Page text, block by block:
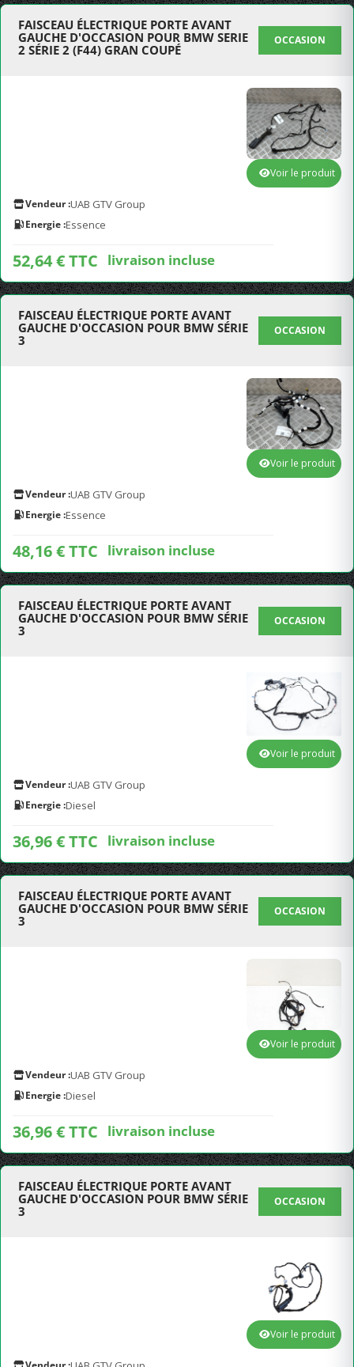
FAISCEAU ÉLECTRIQUE PORTE AVANT
GAUCHE D'OCCASION POUR BMW SERIE
2 SÉRIE 2 (F44) GRAN COUPÉ
OCCASION
Vendeur :UAB GTV Group
Energie :Essence
52,64 € TTC livraison incluse
Voir le produit
FAISCEAU ÉLECTRIQUE PORTE AVANT
GAUCHE D'OCCASION POUR BMW SÉRIE
3
OCCASION
Vendeur :UAB GTV Group
Energie :Essence
48,16 € TTC livraison incluse
Voir le produit
FAISCEAU ÉLECTRIQUE PORTE AVANT
GAUCHE D'OCCASION POUR BMW SÉRIE
3
OCCASION
Vendeur :UAB GTV Group
Energie :Diesel
36,96 € TTC livraison incluse
Voir le produit
FAISCEAU ÉLECTRIQUE PORTE AVANT
GAUCHE D'OCCASION POUR BMW SÉRIE
3
OCCASION
Vendeur :UAB GTV Group
Energie :Diesel
36,96 € TTC livraison incluse
Voir le produit
FAISCEAU ÉLECTRIQUE PORTE AVANT
GAUCHE D'OCCASION POUR BMW SÉRIE
3
OCCASION
Voir le produit